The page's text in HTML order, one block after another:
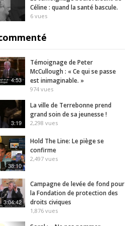
au bout du
inquiétant
vues
Céline : quand la santé bascule.
6 vues
4:53
Témoignage de Peter
McCullough : « Ce qui se passe
est inimaginable. »
974 vues
3:19
La ville de Terrebonne prend
grand soin de sa jeunesse !
2,298 vues
38:10
Hold The Line: Le piège se
confirme
2,497 vues
3:04:42
Campagne de levée de fond pour
la Fondation de protection des
droits civiques
1,876 vues